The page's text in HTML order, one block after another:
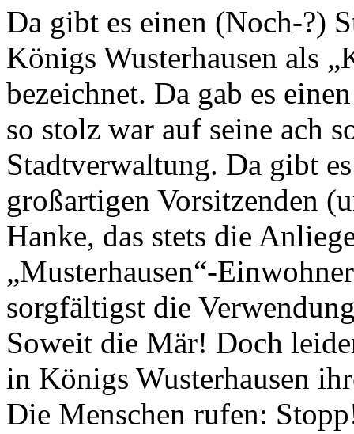
Da gibt es einen (Noch-?)
Königs Wusterhausen als
bezeichnet. Da gab es
so stolz war auf seine ach
Stadtverwaltung. Da gibt
großartigen Vorsitzenden
Hanke, das stets die
„Musterhausen“-
sorgfältigst die
Soweit die Mär! Doch
in Königs Wusterhausen
Die Menschen rufen: